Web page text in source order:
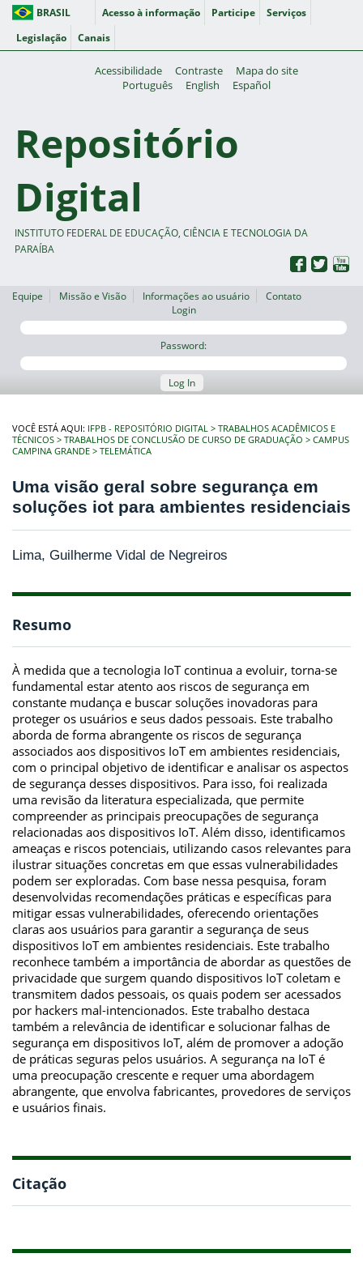
BRASIL Acesso à informação Participe
Serviços
Legislação
Canais
Acessibilidade Contraste
Mapa do site
Português
English Español
Repositório
Digital
INSTITUTO FEDERAL DE EDUCAÇÃO, CIÊNCIA E TECNOLOGIA DA
PARAÍBA
Equipe Missão e Visão Informações ao usuário
Contato
Login
Password:
Log In
VOCÊ ESTÁ AQUI: IFPB - REPOSITÓRIO DIGITAL
TRABALHOS ACADÊMICOS E
TÉCNICOS
TRABALHOS DE CONCLUSÃO DE CURSO DE GRADUAÇÃO
CAMPUS
CAMPINA GRANDE
TELEMÁTICA
Uma visão geral sobre segurança em
soluções iot para ambientes residenciais
Lima, Guilherme Vidal de Negreiros
Resumo
À medida que a tecnologia IoT continua a evoluir, torna-se
fundamental estar atento aos riscos de segurança em
constante mudança e buscar soluções inovadoras para
proteger os usuários e seus dados pessoais. Este trabalho
aborda de forma abrangente os riscos de segurança
associados aos dispositivos IoT em ambientes residenciais,
com o principal objetivo de identificar e analisar os aspectos
de segurança desses dispositivos. Para isso, foi realizada
uma revisão da literatura especializada, que permite
compreender as principais preocupações de segurança
relacionadas aos dispositivos IoT. Além disso, identificamos
ameaças e riscos potenciais, utilizando casos relevantes para
ilustrar situações concretas em que essas vulnerabilidades
podem ser exploradas. Com base nessa pesquisa, foram
desenvolvidas recomendações práticas e específicas para
mitigar essas vulnerabilidades, oferecendo orientações
claras aos usuários para garantir a segurança de seus
dispositivos IoT em ambientes residenciais. Este trabalho
reconhece também a importância de abordar as questões de
privacidade que surgem quando dispositivos IoT coletam e
transmitem dados pessoais, os quais podem ser acessados
por hackers mal-intencionados. Este trabalho destaca
também a relevância de identificar e solucionar falhas de
segurança em dispositivos IoT, além de promover a adoção
de práticas seguras pelos usuários. A segurança na IoT é
uma preocupação crescente e requer uma abordagem
abrangente, que envolva fabricantes, provedores de serviços
e usuários finais.
Citação